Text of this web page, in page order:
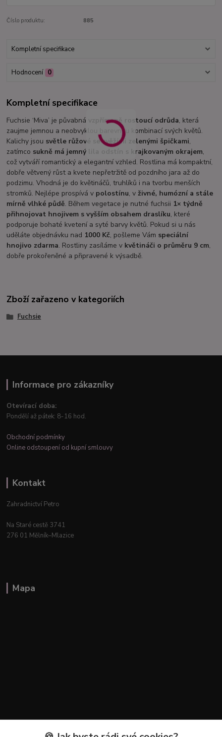
Číslo produktu: 885
Kompletní specifikace
Hodnocení 0
Kompletní specifikace
Fuchsie ‘Miva’ je půvabná vzpřímeně rostoucí odrůda, která
zaujme jemnou a neobvyklou barevnou kombinací svých květů.
Kalichy jsou světle růžové se svěžími zelenými špičkami,
zatímco sukně má jemný lila odstín s krajkovaným okrajem,
což vytváří romantický a elegantní vzhled. Rostlina má kompaktní,
dobře větvený růst a kvete nepřetržitě od pozdního jara až do
podzimu. Vhodná je do květináčů, truhlíků i na tvorbu menších
stromků. Nejlépe prospívá v polostínu, vživné, humózní a stále
mírně vlhké půdě. Během vegetace je nutné fuchsii 1× týdně
přihnojovat hnojivem s vyšším obsahem draslíku, které
podporuje bohaté kvetení a syté barvy květů. Pokud si u nás
uděláte objednávku nad 1000 Kč, pošleme Vám speciální
hnojivo zdarma. Rostliny zasíláme v květináči o průměru 9 cm,
dobře prokořeněné a připravené k výsadbě.
Zboží zařazeno v kategoriích
Fuchsie
Informace pro zákazníky
Otevírací doba:
Pondělí až pátek: 8-16 hod.
Obchodní podmínky
Online odstoupení od kupní smlouvy
Kontakt
Zahradnictví Petro
Na Staré cestě 3741
276 01 Mělník–Mlazice
Mapa